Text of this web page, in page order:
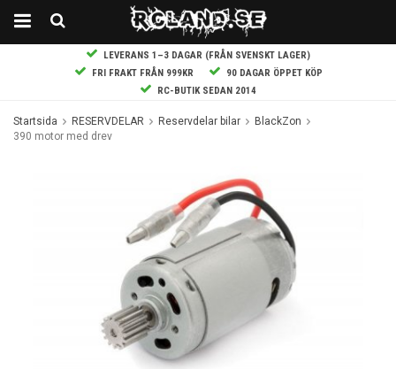
LEVERANS 1–3 DAGAR (FRÅN SVENSKT LAGER)
FRI FRAKT FRÅN 999KR
90 DAGAR ÖPPET KÖP
RC-BUTIK SEDAN 2014
Startsida RESERVDELAR Reservdelar bilar
BlackZon
390 motor med drev